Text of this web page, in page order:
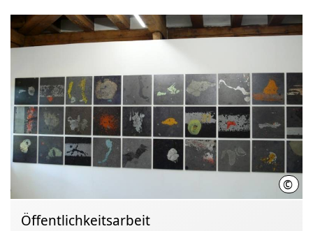
© 50-
Öffentlichkeitsarbeit